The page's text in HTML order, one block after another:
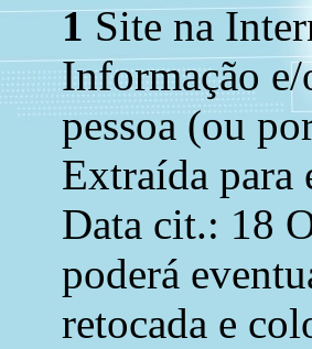
1Site na
Informação
pessoa (ou
Extraída para
Data cit.: 18
poderá
retocada e